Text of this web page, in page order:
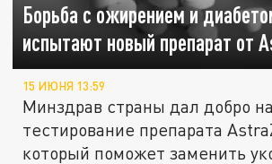
Борьба с ожирением и
испытают новый препарат от
15 ИЮНЯ 13:59
Минздрав страны дал добро на
тестирование препарата
который поможет заменить